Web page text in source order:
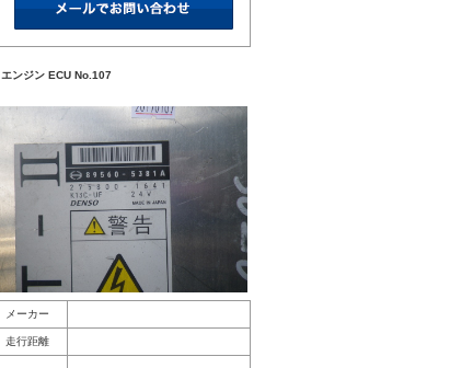
エンジン ECU No.107
メーカー
走行距離